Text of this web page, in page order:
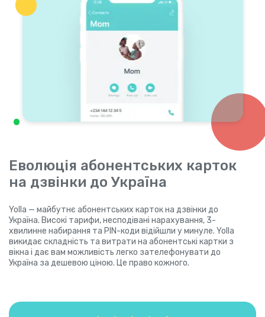
Еволюція абонентських карток
на дзвінки до Україна
Yolla — майбутнє абонентських карток на дзвінки до
Україна. Високі тарифи, несподівані нарахування, 3-
хвилинне набирання та PIN-коди відійшли у минуле. Yolla
викидає складність та витрати на абонентські картки з
вікна і дає вам можливість легко зателефонувати до
Україна за дешевою ціною. Це право кожного.